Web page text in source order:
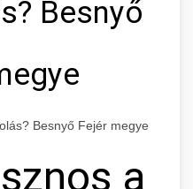
Besnyő
Besnyő Fejér megye
a